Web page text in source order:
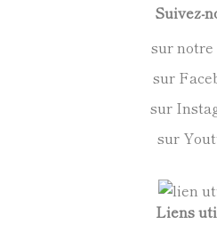
Suivez-
sur notre
sur
sur
sur
Liens